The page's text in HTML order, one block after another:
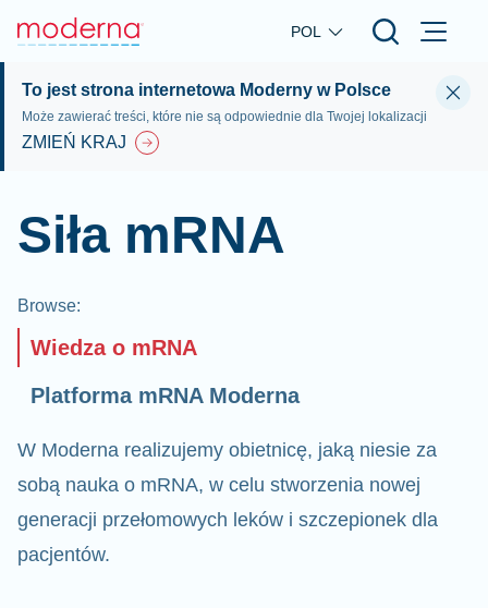
Skip to main content
POL
To jest strona internetowa Moderny w Polsce
Może zawierać treści, które nie są odpowiednie dla Twojej lokalizacji
ZMIEŃ KRAJ
Siła mRNA
Browse:
Wiedza o mRNA
Platforma mRNA Moderna
W Moderna realizujemy obietnicę, jaką niesie za
sobą nauka o mRNA, w celu stworzenia nowej
generacji przełomowych leków i szczepionek dla
pacjentów.